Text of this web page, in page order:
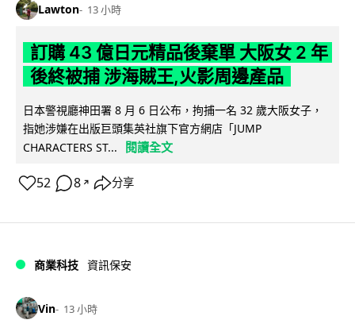
Lawton 13 小時
訂購 43 億日元精品後棄單 大阪女 2 年
後終被捕 涉海賊王,火影周邊產品
日本警視廳神田署 8 月 6 日公布，拘捕一名 32 歲大阪女子，
指她涉嫌在出版巨頭集英社旗下官方網店「JUMP
CHARACTERS ST...
閱讀全文
52 8 ↗ 分享
商業科技 資訊保安
Vin 13 小時